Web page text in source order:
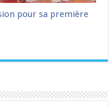
pour sa première